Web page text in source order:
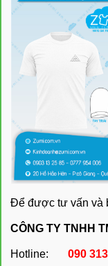
Để được tư vấn và
CÔNG TY TNHH
Hotline: 090